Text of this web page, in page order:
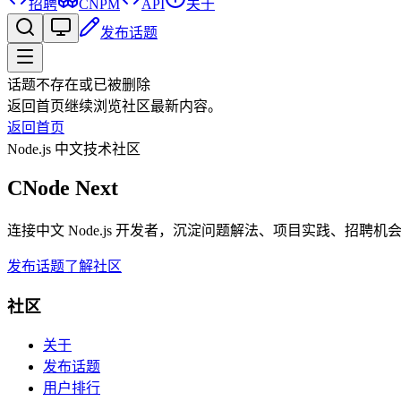
招聘 CNPM API
关于
发布话题
话题不存在或已被删除
返回首页继续浏览社区最新内容。
返回首页
Node.js 中文技术社区
CNode Next
连接中文 Node.js 开发者，沉淀问题解法、项目实践、招聘机会
发布话题了解社区
社区
关于
发布话题
用户排行